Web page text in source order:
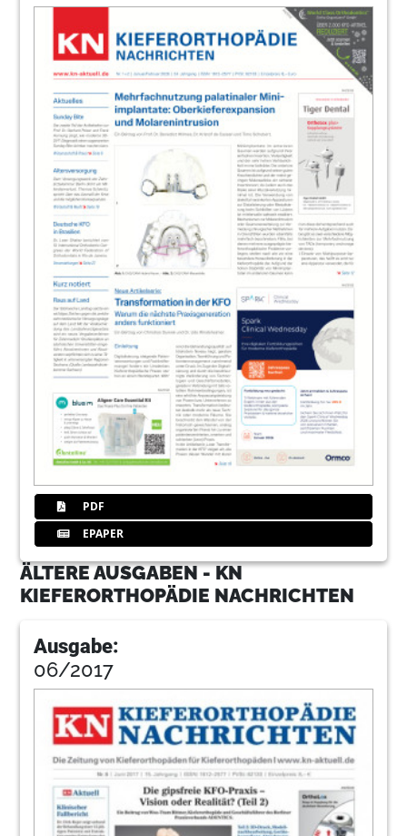
PDF
EPAPER
ÄLTERE AUSGABEN - KN
KIEFERORTHOPÄDIE NACHRICHTEN
Ausgabe:
06/2017